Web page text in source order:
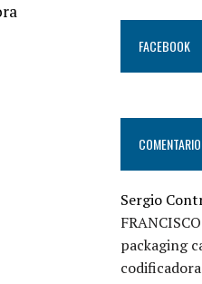
FACEBOOK
Sergio
packaging